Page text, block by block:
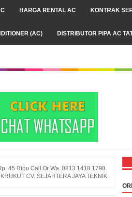
HARGA RENTAL AC KONTRAK
(AC) DISTRIBUTOR PIPA AC
45 Ribu Call Or Wa. 0813.1418.1790
CV. SEJAHTERA JAYA TEKNIK